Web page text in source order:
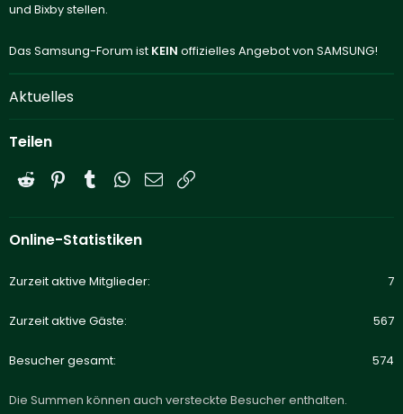
und Bixby stellen.
Das Samsung-Forum ist KEIN offizielles Angebot von SAMSUNG!
Aktuelles
Teilen
Reddit PinterestTumblrWhatsApp
E-Mail
Online-Statistiken
Zurzeit aktive Mitglieder 7
Zurzeit aktive Gäste 567
Besucher gesamt 574
Die Summen können auch versteckte Besucher enthalten.